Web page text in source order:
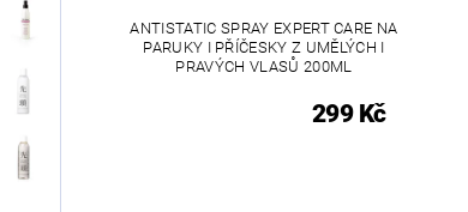
ANTISTATIC SPRAY EXPERT CARE NA
PARUKY I PŘÍČESKY Z UMĚLÝCH I
PRAVÝCH VLASŮ 200ML
299 Kč